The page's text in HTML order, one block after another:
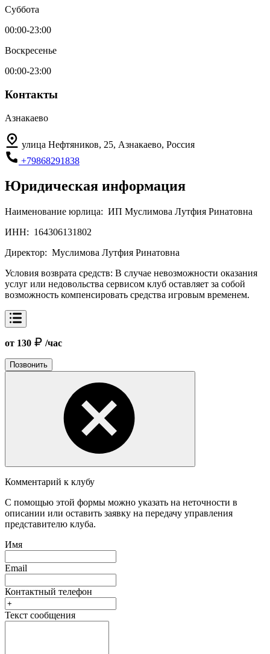
Суббота
00:00-23:00
Воскресенье
00:00-23:00
Контакты
Азнакаево
улица Нефтяников, 25, Азнакаево, Россия
+79868291838
Юридическая информация
Наименование юрлица: ИП Муслимова Лутфия Ринатовна
ИНН: 164306131802
Директор: Муслимова Лутфия Ринатовна
Условия возврата средств: В случае невозможности оказания
услуг или недовольства сервисом клуб оставляет за собой
возможность компенсировать средства игровым временем.
от 130 /час
Позвонить
Комментарий к клубу
С помощью этой формы можно указать на неточности в
описании или оставить заявку на передачу управления
представителю клуба.
Имя
Email
Контактный телефон
Текст сообщения